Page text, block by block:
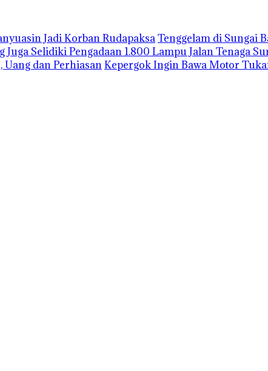
Jadi Korban RudapaksaTenggelam di Sungai
Juga Selidiki Pengadaan 1.800 Lampu Jalan Tenaga
dan PerhiasanKepergok Ingin Bawa Motor